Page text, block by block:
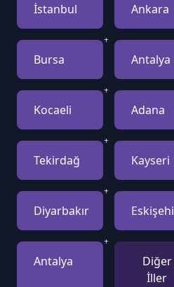
İstanbul Ankara
Bursa
+
Antalya
Kocaeli
+
Adana
Tekirdağ
+
Kayseri
Diyarbakır
+
Antalya
+
Diğer
İller